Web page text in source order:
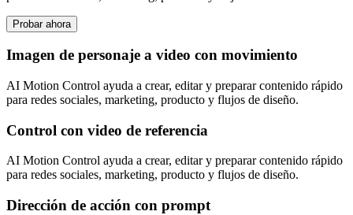
Probar ahora
Imagen de personaje a video con movimiento
AI Motion Control ayuda a crear, editar y preparar contenido rápido
para redes sociales, marketing, producto y flujos de diseño.
Control con video de referencia
AI Motion Control ayuda a crear, editar y preparar contenido rápido
para redes sociales, marketing, producto y flujos de diseño.
Dirección de acción con prompt